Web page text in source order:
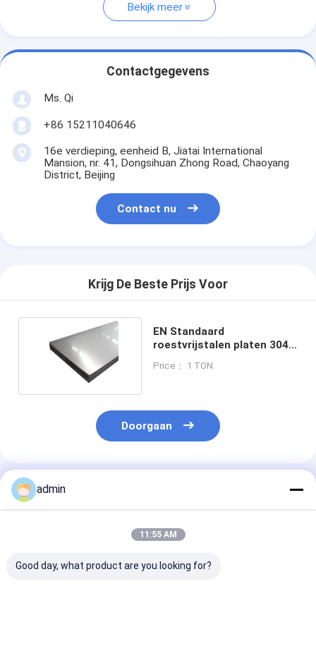
Bekijk meer
Contactgegevens
Ms. Qi
+86 15211040646
16e verdieping, eenheid B, Jiatai International
Mansion, nr. 41, Dongsihuan Zhong Road, Chaoyang
District, Beijing
Contact nu
Krijg De Beste Prijs Voor
EN Standaard
roestvrijstalen platen 304
Price： 1 TON
Doorgaan
Geadviseerde Producten
admin
11:55 AM
Good day, what product are you looking for?